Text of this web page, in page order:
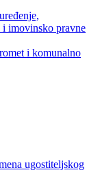
i imovinsko pravne
i komunalno
ugostiteljskog